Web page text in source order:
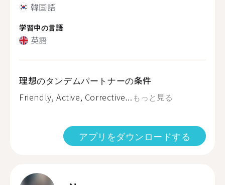
韓国語
学習中の言語
英語
理想のタンデムパートナーの条件
Friendly, Active, Corrective... もっと見る
アプリをダウンロードする